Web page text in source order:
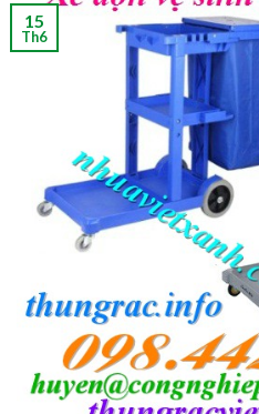
15
Th6